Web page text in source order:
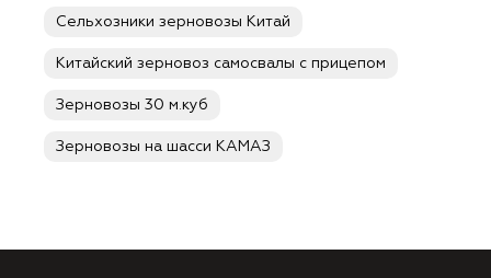
Сельхозники зерновозы Китай
Китайский зерновоз самосвалы с прицепом
Зерновозы 30 м.куб
Зерновозы на шасси КАМАЗ